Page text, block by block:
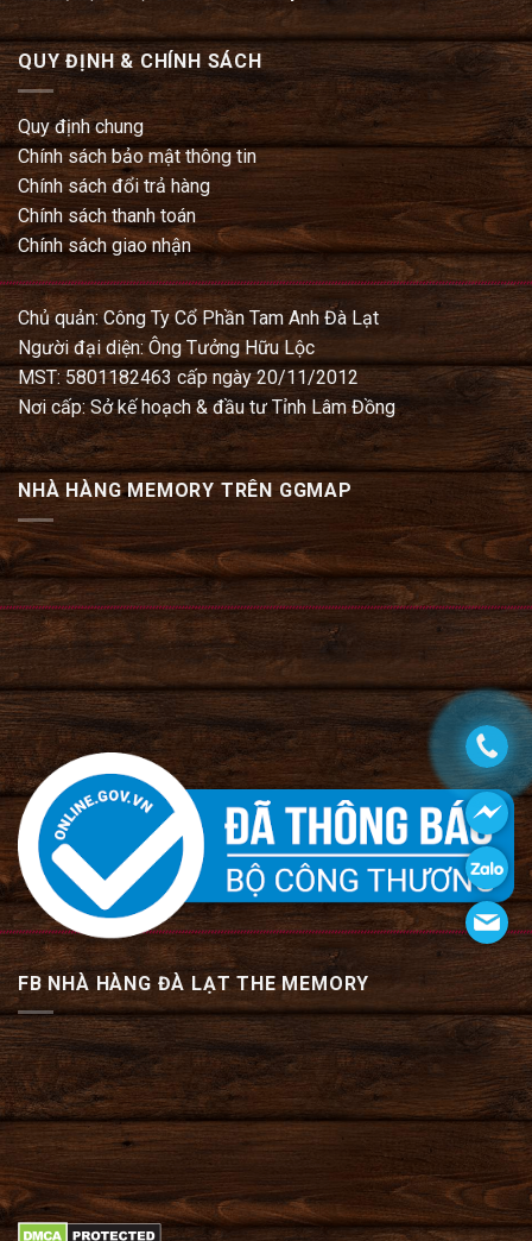
QUY ĐỊNH & CHÍNH SÁCH
Quy định chung
Chính sách bảo mật thông tin
Chính sách đổi trả hàng
Chính sách thanh toán
Chính sách giao nhận
Chủ quản: Công Ty Cổ Phần Tam Anh Đà Lạt
Người đại diện: Ông Tưởng Hữu Lộc
MST: 5801182463 cấp ngày 20/11/2012
Nơi cấp: Sở kế hoạch & đầu tư Tỉnh Lâm Đồng
NHÀ HÀNG MEMORY TRÊN GGMAP
FB NHÀ HÀNG ĐÀ LẠT THE MEMORY